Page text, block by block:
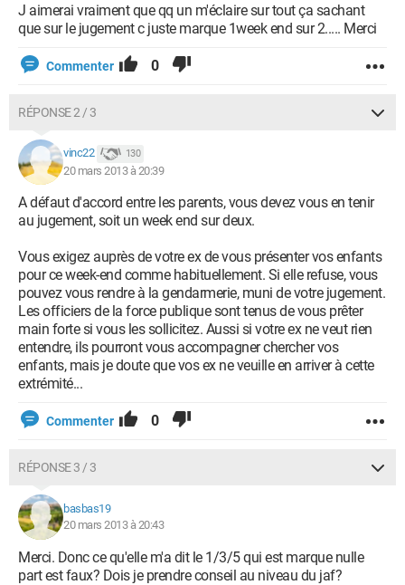
J aimerai vraiment que qq un m'éclaire sur tout ça sachant
que sur le jugement c juste marque 1week end sur 2..... Merci
Commenter 0
RÉPONSE 2 / 3
vinc22 130
20 mars 2013 à 20:39
A défaut d'accord entre les parents, vous devez vous en tenir
au jugement, soit un week end sur deux.
Vous exigez auprès de votre ex de vous présenter vos enfants
pour ce week-end comme habituellement. Si elle refuse, vous
pouvez vous rendre à la gendarmerie, muni de votre jugement.
Les officiers de la force publique sont tenus de vous prêter
main forte si vous les sollicitez. Aussi si votre ex ne veut rien
entendre, ils pourront vous accompagner chercher vos
enfants, mais je doute que vos ex ne veuille en arriver à cette
extrémité...
Commenter 0
RÉPONSE 3 / 3
basbas19
20 mars 2013 à 20:43
Merci. Donc ce qu'elle m'a dit le 1/3/5 qui est marque nulle
part est faux? Dois je prendre conseil au niveau du jaf?